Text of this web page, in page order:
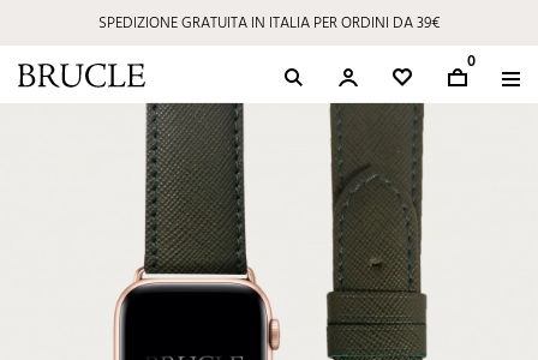
SPEDIZIONE GRATUITA IN ITALIA PER ORDINI DA 39€
0